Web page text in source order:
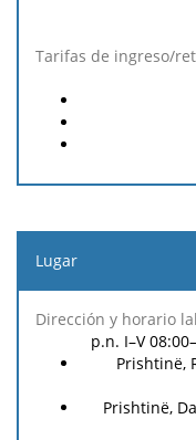
Lugar
Dirección
y horario
p.n. I–V
Prishtinë,
Prishtinë,